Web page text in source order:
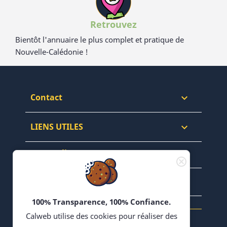
Retrouvez
Bientôt l'annuaire le plus complet et pratique de
Nouvelle-Calédonie !
Contact 
LIENS UTILES 
LES top liens 
NEWSLETTERS & WEB
100% Transparence, 100% Confiance.
Calweb utilise des cookies pour réaliser des